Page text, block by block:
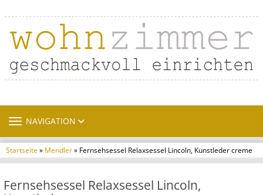
TOGGLE NAVIGATION
NAVIGATION
Startseite» Mendler» Fernsehsessel Relaxsessel Lincoln, Kunstleder creme
Fernsehsessel Relaxsessel Lincoln,